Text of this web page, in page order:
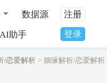
数据源
AI助手
注册
登录
/恋爱解析> 姻缘解析/恋爱解析